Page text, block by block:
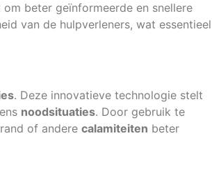
beter geïnformeerde en snellere
van de hulpverleners, wat essentieel
. Deze innovatieve technologie stelt
noodsituaties. Door gebruik te
of andere calamiteiten beter